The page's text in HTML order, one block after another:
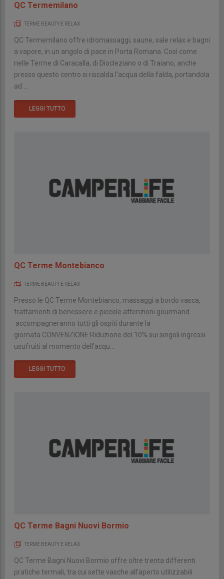
QC Termemilano
TERME BEAUTY E RELAX
QC Termemilano offre idromassaggi, saune, sale relax e bagni
a vapore, in un angolo di pace in Porta Romana. Così come
nelle Terme di Caracalla, di Diocleziano o di Traiano, anche
presso questo centro si riscalda l'acqua della falda, portandola
ad ...
LEGGI TUTTO
QC Terme Montebianco
TERME BEAUTY E RELAX
Presso le QC Terme Montebianco, massaggi a bordo vasca,
trattamenti di benessere e piccole attenzioni gourmand
accompagneranno tutti gli ospiti durante la
giornata.CONVENZIONE:Riduzione del 10% sui singoli ingressi
usufruiti al momento dell'acqu...
LEGGI TUTTO
QC Terme Bagni Nuovi Bormio
TERME BEAUTY E RELAX
QC Terme Bagni Nuovi Bormio offre oltre trenta differenti
pratiche termali, tra cui sette vasche all’aperto utilizzabili